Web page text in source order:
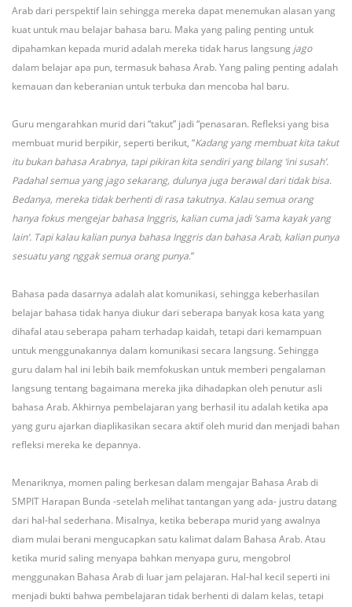
Arab dari perspektif lain sehingga mereka dapat menemukan alasan yang
kuat untuk mau belajar bahasa baru. Maka yang paling penting untuk
dipahamkan kepada murid adalah mereka tidak harus langsung jago
dalam belajar apa pun, termasuk bahasa Arab. Yang paling penting adalah
kemauan dan keberanian untuk terbuka dan mencoba hal baru.
Guru mengarahkan murid dari “takut” jadi “penasaran. Refleksi yang bisa
membuat murid berpikir, seperti berikut, “Kadang yang membuat kita takut
itu bukan bahasa Arabnya, tapi pikiran kita sendiri yang bilang ‘ini susah’.
Padahal semua yang jago sekarang, dulunya juga berawal dari tidak bisa.
Bedanya, mereka tidak berhenti di rasa takutnya. Kalau semua orang
hanya fokus mengejar bahasa Inggris, kalian cuma jadi ‘sama kayak yang
lain’. Tapi kalau kalian punya bahasa Inggris dan bahasa Arab, kalian punya
sesuatu yang nggak semua orang punya.”
Bahasa pada dasarnya adalah alat komunikasi, sehingga keberhasilan
belajar bahasa tidak hanya diukur dari seberapa banyak kosa kata yang
dihafal atau seberapa paham terhadap kaidah, tetapi dari kemampuan
untuk menggunakannya dalam komunikasi secara langsung. Sehingga
guru dalam hal ini lebih baik memfokuskan untuk memberi pengalaman
langsung tentang bagaimana mereka jika dihadapkan oleh penutur asli
bahasa Arab. Akhirnya pembelajaran yang berhasil itu adalah ketika apa
yang guru ajarkan diaplikasikan secara aktif oleh murid dan menjadi bahan
refleksi mereka ke depannya.
Menariknya, momen paling berkesan dalam mengajar Bahasa Arab di
SMPIT Harapan Bunda -setelah melihat tantangan yang ada- justru datang
dari hal-hal sederhana. Misalnya, ketika beberapa murid yang awalnya
diam mulai berani mengucapkan satu kalimat dalam Bahasa Arab. Atau
ketika murid saling menyapa bahkan menyapa guru, mengobrol
menggunakan Bahasa Arab di luar jam pelajaran. Hal-hal kecil seperti ini
menjadi bukti bahwa pembelajaran tidak berhenti di dalam kelas, tetapi